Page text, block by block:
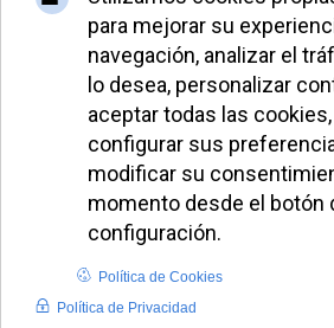
Los
acusan al
de crear una
Iglesia"